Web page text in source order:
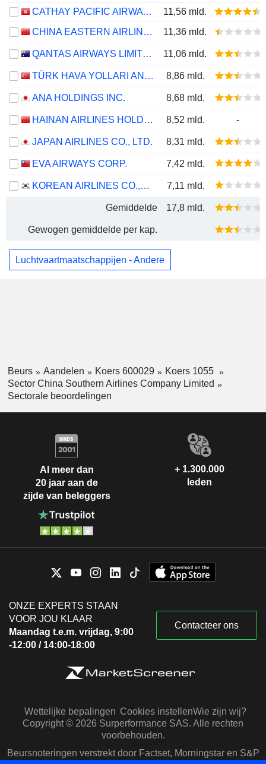
CATHAY PACIFIC AIRWAYS LIMITED
11,56 mld.
CHINA EASTERN AIRLINES CORPORATION LIMITED
11,36 mld.
QANTAS AIRWAYS LIMITED 11,06 mld.
TÜRK HAVA YOLLARI ANONIM ORTAKLIGI 8,86 mld.
ANA HOLDINGS INC. 8,68 mld.
HAINAN AIRLINES HOLDING CO., LTD. 8,52 mld. -
JAPAN AIRLINES CO., LTD. 8,31 mld.
EVA AIRWAYS CORP. 7,42 mld.
KOREAN AIRLINES CO.,LTD. 7,11 mld.
Gemiddelde 17,8 mld.
Gewogen gemiddelde per kap.
Luchtvaartmaatschappijen - Andere
Beurs Aandelen Koers 600029
Koers 1055
Sector China Southern Airlines Company Limited
Sectorale beoordelingen
Al meer dan
20 jaar aan de
zijde van beleggers
+ 1.300.000
leden
ONZE EXPERTS STAAN
VOOR JOU KLAAR
Maandag t.e.m. vrijdag, 9:00
-12:00 / 14:00-18:00
Contacteer ons
Wettelijke bepalingen Cookies instellenWie zijn wij?
Copyright © 2026 Surperformance SAS. Alle rechten
voorbehouden.
Beursnoteringen verstrekt door Factset, Morningstar en S&P